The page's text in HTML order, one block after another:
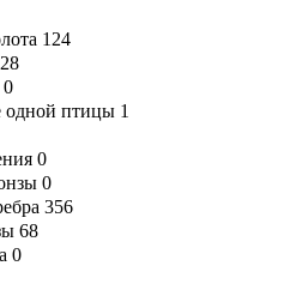
124
28
0
одной птицы 1
0
0
356
68
0